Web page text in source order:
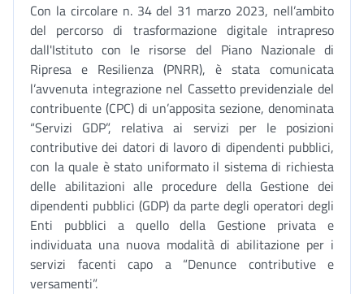
Con la circolare n. 34 del 31 marzo 2023, nell’ambito
del percorso di trasformazione digitale intrapreso
dall'Istituto con le risorse del Piano Nazionale di
Ripresa e Resilienza (PNRR), è stata comunicata
l’avvenuta integrazione nel Cassetto previdenziale del
contribuente (CPC) di un’apposita sezione, denominata
“Servizi GDP”, relativa ai servizi per le posizioni
contributive dei datori di lavoro di dipendenti pubblici,
con la quale è stato uniformato il sistema di richiesta
delle abilitazioni alle procedure della Gestione dei
dipendenti pubblici (GDP) da parte degli operatori degli
Enti pubblici a quello della Gestione privata e
individuata una nuova modalità di abilitazione per i
servizi facenti capo a “Denunce contributive e
versamenti”.